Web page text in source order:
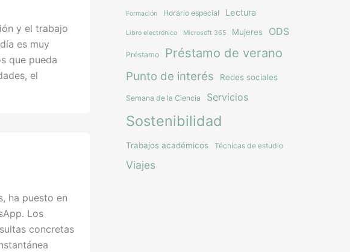
y el trabajo
es muy
que pueda
el
ha puesto en
Los
concretas
Formación Horario especial Lectura
Libro electrónico Microsoft 365 Mujeres ODS
Préstamo Préstamo de verano
Punto de interés Redes sociales
Semana de la Ciencia Servicios
Sostenibilidad
Trabajos académicos Técnicas de estudio
Viajes